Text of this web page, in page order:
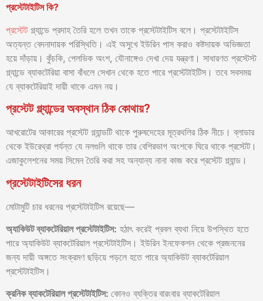
প্রস্টেটাইটিস কি?
প্রস্টেটগ্ল্যান্ডে প্রদাহ তৈরি হলে তখন তাকে প্রস্টেটাইটিস বলে। প্রস্টেটাইটিস
অত্যন্ত বেদনাদায়ক পরিস্থিতি। এই অসুখে ইউরিন পাস করাও কষ্টদায়ক অভিজ্ঞতা
হয়ে দাঁড়ায়। কুঁচকি, পেলভিক অংশ, যৌনাঙ্গেও দেখা দেয় যন্ত্রণা। সাধারণত প্রস্টেস্ট
গ্ল্যান্ডে ব্যাকটেরিয়া বাসা বাঁধলে সেখান থেকে হতে পারে প্রস্টেটাইটিস। তবে সবসময়
যে ব্যাকটেরিয়াই দায়ী থাকে এমন নয়।
প্রস্টেট গ্ল্যান্ডের অবস্থান ঠিক কোথায়?
আখরোটের আকারের প্রস্টেট গ্ল্যান্ডটি থাকে পুরুষদেহের মূত্রথলির ঠিক নীচে। ব্লাডার
থেকে ইউরেথ্রা পর্যন্ত যে নলগুলি থাকে তার বেশিরভাগ অংশকে ঘিরে থাকে প্রস্টেট।
এজাকুলেশনের সময় সিমেন তৈরি করা সহ অন্যান্য নানা কাজ করে প্রস্টেট গ্ল্যান্ড।
প্রস্টেটাইটিসের ধরন
মোটামুটি চার ধরনের প্রস্টেটাইটিস রয়েছে—
অ্যাকিউট ব্যাকটেরিয়াল প্রস্টেটাইটিস: হঠাৎ করেই প্রবল ব্যথা নিয়ে উপস্থিত হতে
পারে অ্যাকিউট ব্যাকটেরিয়াল প্রস্টেটাইটিস। ইউরিন ইনফেকশন থেকে প্রজননের
জন্য দায়ী অঙ্গতে সংক্রমণ ছড়িয়ে পড়লে হতে পারে অ্যাকিউট ব্যাকটেরিয়াল
প্রস্টেটাইটিস।
ক্রনিক ব্যাকটেরিয়াল প্রস্টেটাইটিস: কোনও ব্যক্তির বারংবার ব্যাকটেরিয়াল